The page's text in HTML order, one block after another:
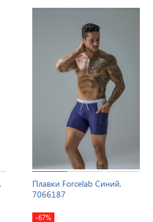
Плавки Forcelab Синий,
7066187
-67%